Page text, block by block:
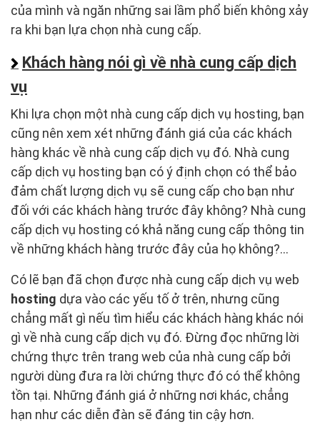
của mình và ngăn những sai lầm phổ biến không xảy
ra khi bạn lựa chọn nhà cung cấp.
Khách hàng nói gì về nhà cung cấp dịch
vụ
Khi lựa chọn một nhà cung cấp dịch vụ hosting, bạn
cũng nên xem xét những đánh giá của các khách
hàng khác về nhà cung cấp dịch vụ đó. Nhà cung
cấp dịch vụ hosting bạn có ý định chọn có thể bảo
đảm chất lượng dịch vụ sẽ cung cấp cho bạn như
đối với các khách hàng trước đây không? Nhà cung
cấp dịch vụ hosting có khả năng cung cấp thông tin
về những khách hàng trước đây của họ không?...
Có lẽ bạn đã chọn được nhà cung cấp dịch vụ web
hosting dựa vào các yếu tố ở trên, nhưng cũng
chẳng mất gì nếu tìm hiểu các khách hàng khác nói
gì về nhà cung cấp dịch vụ đó. Đừng đọc những lời
chứng thực trên trang web của nhà cung cấp bởi
người dùng đưa ra lời chứng thực đó có thể không
tồn tại. Những đánh giá ở những nơi khác, chẳng
hạn như các diễn đàn sẽ đáng tin cậy hơn.